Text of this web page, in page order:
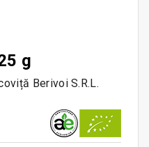
g
Berivoi S.R.L.